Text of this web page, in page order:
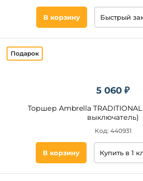
В корзину Быстрый
5 060 ₽
Торшер Ambrella TRADITIONAL
выключатель)
Код: 440931
В корзину Купить в 1